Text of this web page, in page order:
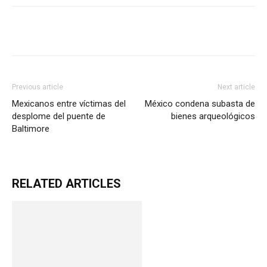
Previous article
Mexicanos entre víctimas del
desplome del puente de
Baltimore
Next article
México condena subasta de
bienes arqueológicos
RELATED ARTICLES